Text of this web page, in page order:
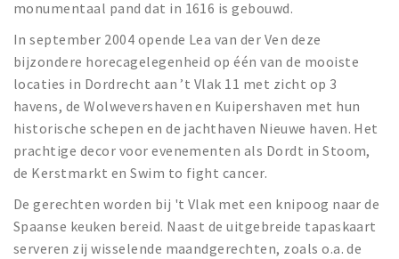
Toeristische routes
Sport
Natuur
Inloggen
monumentaal pand dat in 1616 is gebouwd.
In september 2004 opende Lea van der Ven deze
bijzondere horecagelegenheid op één van de mooiste
locaties in Dordrecht aan ’t Vlak 11 met zicht op 3
havens, de Wolwevershaven en Kuipershaven met hun
historische schepen en de jachthaven Nieuwe haven. Het
prachtige decor voor evenementen als Dordt in Stoom,
de Kerstmarkt en Swim to fight cancer.
De gerechten worden bij 't Vlak met een knipoog naar de
Spaanse keuken bereid. Naast de uitgebreide tapaskaart
serveren zij wisselende maandgerechten, zoals o.a. de